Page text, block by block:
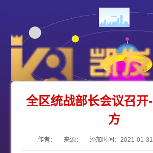
全区统战部长会议召开
方
作者： 来源： 添加时间：2021-01-